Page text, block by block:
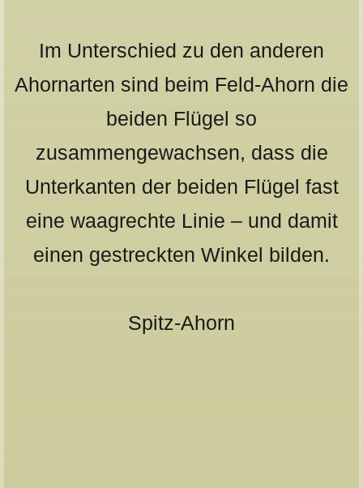
Im Unterschied zu den anderen
Ahornarten sind beim Feld-Ahorn die
beiden Flügel so
zusammengewachsen, dass die
Unterkanten der beiden Flügel fast
eine waagrechte Linie – und damit
einen gestreckten Winkel bilden.
Spitz-Ahorn